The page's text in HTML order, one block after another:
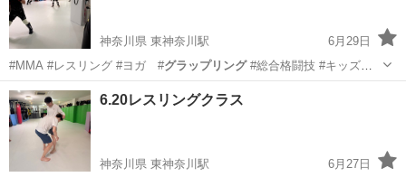
神奈川県 東神奈川駅
6月29日
#MMA #レスリング #ヨガ #グラップリング#総合格闘技 #キッズレ
スリン…
神奈川 横浜市 東神奈川駅 空手/他格闘技
キックボクシング
6.20レスリングクラス
神奈川県 東神奈川駅
6月27日